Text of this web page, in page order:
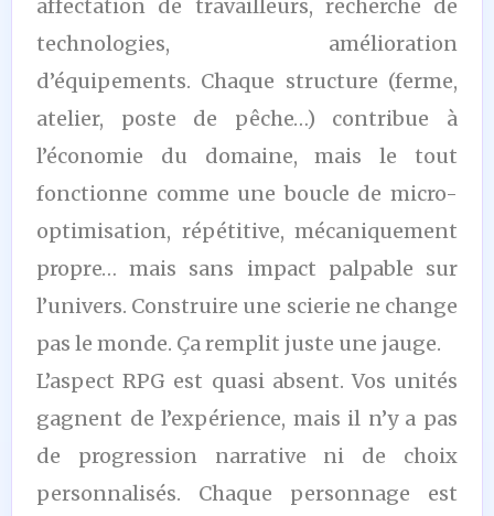
affectation de travailleurs, recherche de
technologies, amélioration
d’équipements. Chaque structure (ferme,
atelier, poste de pêche…) contribue à
l’économie du domaine, mais le tout
fonctionne comme une boucle de micro-
optimisation, répétitive, mécaniquement
propre… mais sans impact palpable sur
l’univers. Construire une scierie ne change
pas le monde. Ça remplit juste une jauge.
L’aspect RPG est quasi absent. Vos unités
gagnent de l’expérience, mais il n’y a pas
de progression narrative ni de choix
personnalisés. Chaque personnage est